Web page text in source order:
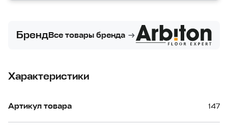
БрендВсе товары бренда
Характеристики
Артикул товара 147